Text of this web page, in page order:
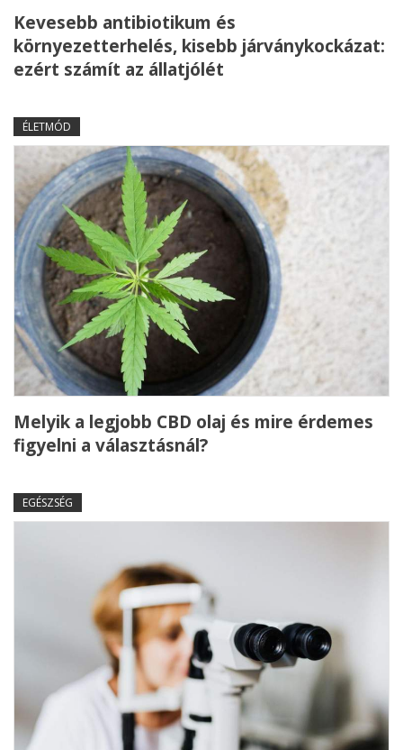
Kevesebb antibiotikum és
környezetterhelés, kisebb járványkockázat:
ezért számít az állatjólét
ÉLETMÓD
Melyik a legjobb CBD olaj és mire érdemes
figyelni a választásnál?
EGÉSZSÉG